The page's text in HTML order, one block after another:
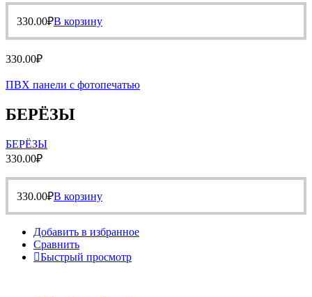
330.00₽В корзину
330.00₽
ПВХ панели с фотопечатью
БЕРЁЗЫ
БЕРЁЗЫ
330.00₽
330.00₽В корзину
Добавить в избранное
Сравнить
Быстрый просмотр